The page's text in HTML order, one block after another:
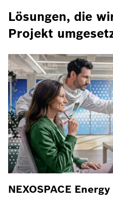
Lösungen, die
Projekt
NEXOSPACE